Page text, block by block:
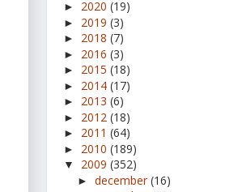
► 2020 (19)
► 2019 (3)
► 2018 (7)
► 2016 (3)
► 2015 (18)
► 2014 (17)
► 2013 (6)
► 2012 (18)
► 2011 (64)
► 2010 (189)
▼ 2009 (352)
► december(16)